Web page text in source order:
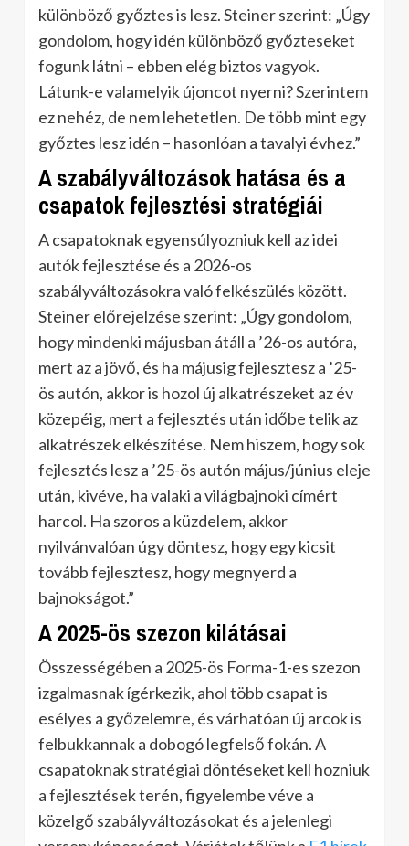
különböző győztes is lesz.Steiner szerint: „Úgy
gondolom, hogy idén különböző győzteseket
fogunk látni – ebben elég biztos vagyok.
Látunk-e valamelyik újoncot nyerni? Szerintem
ez nehéz, de nem lehetetlen. De több mint egy
győztes lesz idén – hasonlóan a tavalyi évhez.”
A szabályváltozások hatása és a
csapatok fejlesztési stratégiái
A csapatoknak egyensúlyozniuk kell az idei
autók fejlesztése és a 2026-os
szabályváltozásokra való felkészülés között.
Steiner előrejelzése szerint: „Úgy gondolom,
hogy mindenki májusban átáll a ’26-os autóra,
mert az a jövő, és ha májusig fejlesztesz a ’25-
ös autón, akkor is hozol új alkatrészeket az év
közepéig, mert a fejlesztés után időbe telik az
alkatrészek elkészítése. Nem hiszem, hogy sok
fejlesztés lesz a ’25-ös autón május/június eleje
után, kivéve, ha valaki a világbajnoki címért
harcol. Ha szoros a küzdelem, akkor
nyilvánvalóan úgy döntesz, hogy egy kicsit
tovább fejlesztesz, hogy megnyerd a
bajnokságot.”
A 2025-ös szezon kilátásai
Összességében a 2025-ös Forma-1-es szezon
izgalmasnak ígérkezik, ahol több csapat is
esélyes a győzelemre, és várhatóan új arcok is
felbukkannak a dobogó legfelső fokán.A
csapatoknak stratégiai döntéseket kell hozniuk
a fejlesztések terén, figyelembe véve a
közelgő szabályváltozásokat és a jelenlegi